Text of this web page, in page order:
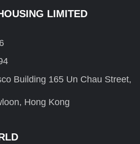
LIMITED
Building 165 Un Chau Street,
Hong Kong